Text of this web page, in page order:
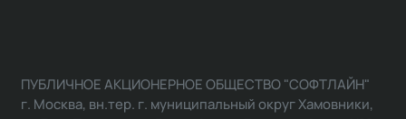
ПУБЛИЧНОЕ АКЦИОНЕРНОЕ ОБЩЕСТВО "СОФТЛАЙН"
г. Москва, вн.тер. г. муниципальный округ Хамовники,